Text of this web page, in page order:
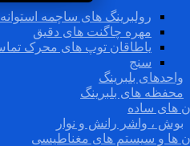
رولبرینگ های ساچمه
مهره چاگنت های دقیق
یاطاقان توپ های محرک
سنج
واحدهای بلبرینگ
محفظه های بلبرینگ
های ساده
بوش ، واشر رانش و نوار
ها و سیستم های مغناطیسی